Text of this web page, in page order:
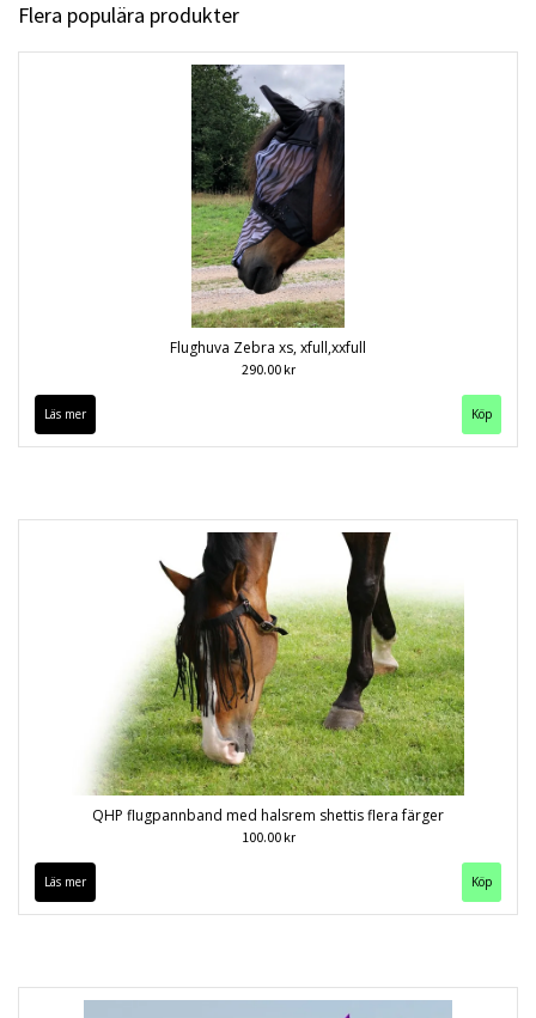
Flera populära produkter
Flughuva Zebra xs, xfull,xxfull
290.00 kr
Läs mer Köp
QHP flugpannband med halsrem shettis flera färger
100.00 kr
Läs mer Köp